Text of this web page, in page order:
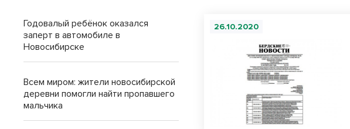
26.10.2020
Годовалый ребёнок оказался
заперт в автомобиле в
Новосибирске
Всем миром: жители новосибирской
деревни помогли найти пропавшего
мальчика